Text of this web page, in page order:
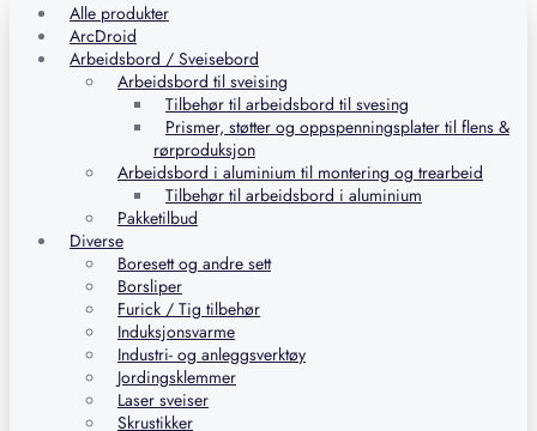
Alle produkter
ArcDroid
Arbeidsbord / Sveisebord
Arbeidsbord til sveising
Tilbehør til arbeidsbord til svesing
Prismer, støtter og oppspenningsplater til flens &
rørproduksjon
Arbeidsbord i aluminium til montering og trearbeid
Tilbehør til arbeidsbord i aluminium
Pakketilbud
Diverse
Boresett og andre sett
Borsliper
Furick / Tig tilbehør
Induksjonsvarme
Industri- og anleggsverktøy
Jordingsklemmer
Laser sveiser
Skrustikker